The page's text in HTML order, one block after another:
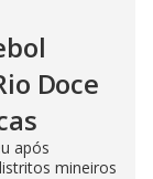
Doce
após
mineiros